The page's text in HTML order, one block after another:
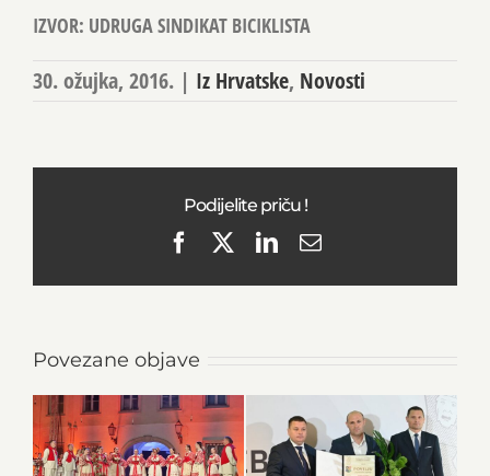
IZVOR: UDRUGA SINDIKAT BICIKLISTA
30. ožujka, 2016. | Iz Hrvatske, Novosti
Podijelite priču !
FacebookLinkedIn
Email
Povezane objave